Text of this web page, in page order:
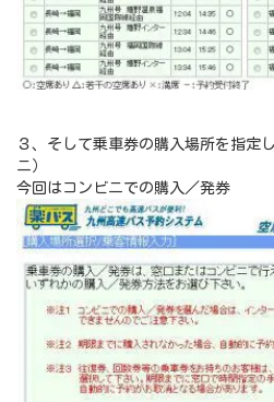
３、そして乗車券の購入場所を指定
ニ）
今回はコンビニでの購入／発券